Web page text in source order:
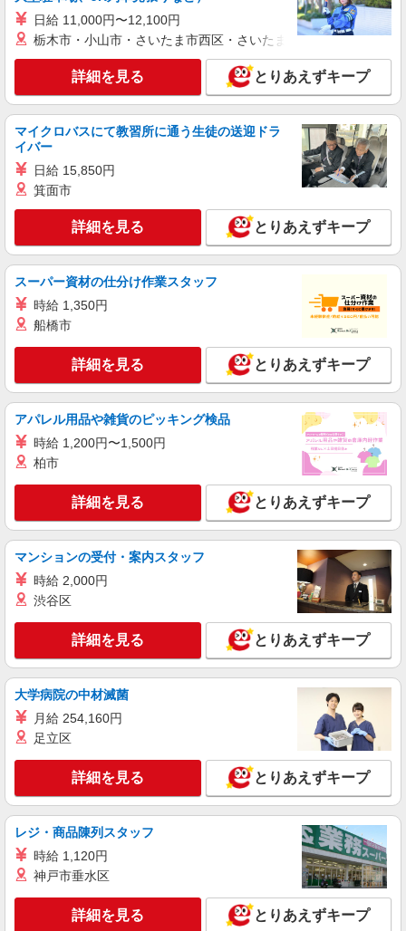
株式会社kotrio /●OK-H-1975719
丸亀市｜シニア向けマンションでの生活サポー
ト・フロアの巡回
時給1350円〜2062円 ＜日払い有/週払い有/交
通費全支給(ガソリン代含む)＞
丸亀市 丸亀駅周辺
詳細を見る
派遣社員
株式会社kotrio /●OK-H-1975960
丸亀市｜小さなグループホームで家事や生活の
サポート！
時給1350円〜2062円 ＜日払い有/週払い有/交
通費全支給(ガソリン代含む)＞
キープ 詳細を見る
株式会社kotrio /●OK-H-1975937
丸亀市｜リハビリ補助などのデイサービス
STAFF♪未経験OK
時給1350円〜2062円 ＜日払い有/週払い有/交
通費全支給(ガソリン代含む)＞
丸亀市 丸亀駅周辺
キープ 詳細を見る
派遣社員
株式会社kotrio /●OK-H-2021006
丸亀市｜日払いOK！日収1万円超え×サ高住ス
タッフ！
時給1350円〜2062円 ＜日払い有/週払い有/交
詳細を見る
日給 11,000円〜12,100円
栃木市・小山市・さいたま市西区・さいたま市岩槻区・久喜市・
詳細を見る とりあえずキープ
マイクロバスにて教習所に通う生徒の送迎ドラ
イバー
日給 15,850円
箕面市
詳細を見る とりあえずキープ
スーパー資材の仕分け作業スタッフ
時給 1,350円
船橋市
詳細を見る とりあえずキープ
アパレル用品や雑貨のピッキング検品
時給 1,200円〜1,500円
柏市
詳細を見る とりあえずキープ
マンションの受付・案内スタッフ
時給 2,000円
渋谷区
詳細を見る とりあえずキープ
大学病院の中材滅菌
月給 254,160円
足立区
詳細を見る とりあえずキープ
レジ・商品陳列スタッフ
時給 1,120円
神戸市垂水区
詳細を見る とりあえずキープ